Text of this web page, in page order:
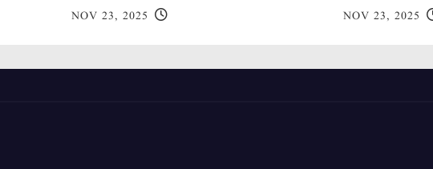
NOV 23, 2025
NOV 23, 2025